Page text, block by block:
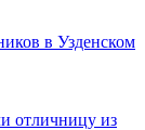
в Узденском
отличницу из